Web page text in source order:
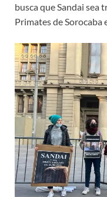
busca que Sandai sea
Primates de Sorocaba